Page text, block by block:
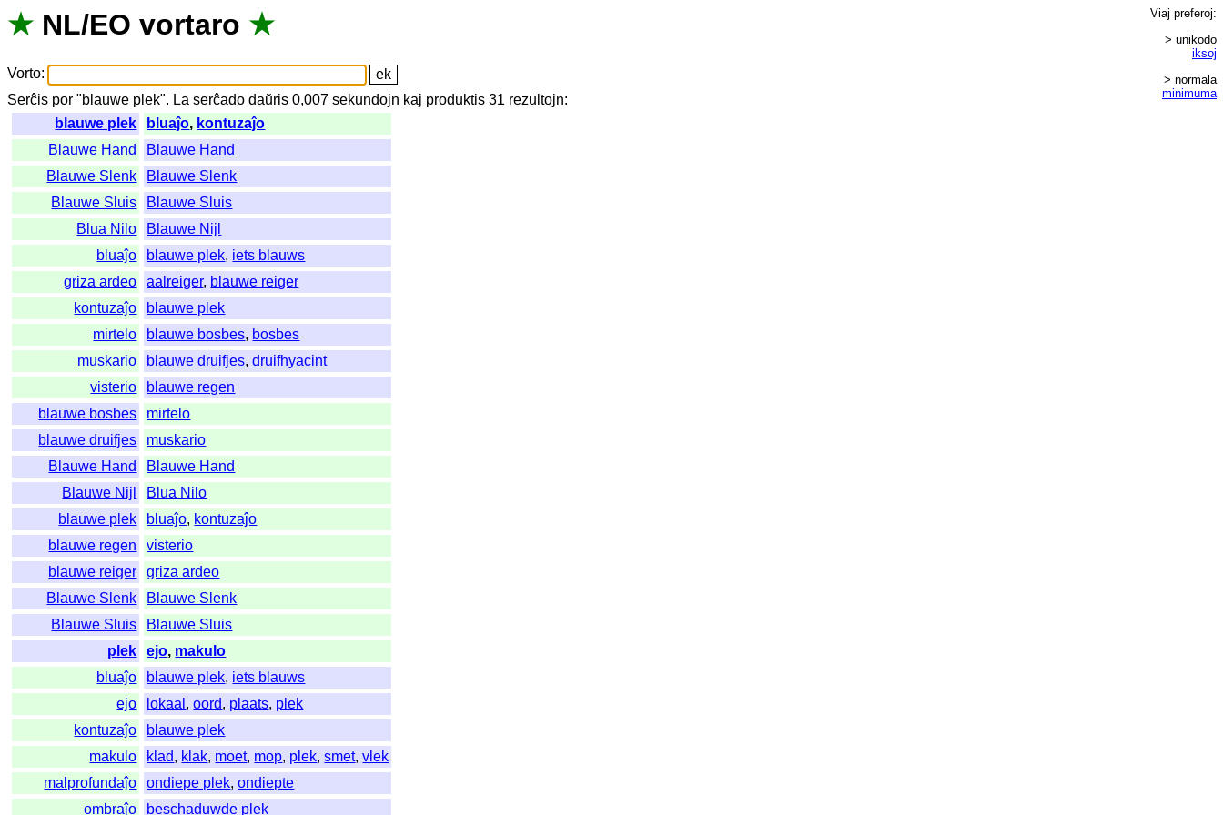
★ NL/EO vortaro ★
Vorto:
Serĉis por "blauwe plek". La serĉado daŭris 0,007sekundojn kaj produktis 31 rezultojn:
blauwe plek
bluaĵo, kontuzaĵo
Blauwe Hand
Blauwe Hand
Blauwe Slenk
Blauwe Slenk
Blauwe Sluis
Blauwe Sluis
Blua Nilo
Blauwe Nijl
bluaĵo
blauwe plek, iets blauws
griza ardeo
aalreiger, blauwe reiger
kontuzaĵo
blauwe plek
mirtelo
blauwe bosbes, bosbes
muskario
blauwe druifjes,druifhyacint
visterio
blauwe regen
blauwe bosbes
mirtelo
blauwe druifjes
muskario
Blauwe Hand
Blauwe Hand
Blauwe Nijl
Blua Nilo
blauwe plek
bluaĵo, kontuzaĵo
blauwe regen
visterio
blauwe reiger
griza ardeo
Blauwe Slenk
Blauwe Slenk
Blauwe Sluis
Blauwe Sluis
plek
ejo, makulo
bluaĵo
blauwe plek, iets blauws
ejo
lokaal ,oord, plaats, plek
kontuzaĵo
blauwe plek
makulo
klad, klak, moet, mop, plek,smet,vlek
malprofundaĵo
ondiepe plek,ondiepte
ombraĵo
beschaduwde plek
Viaj preferoj:
> unikodo
iksoj
> normala
minimuma